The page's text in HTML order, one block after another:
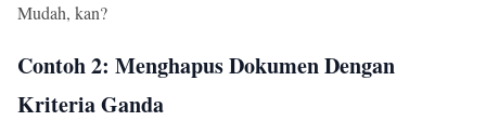
Mudah, kan?
Contoh 2: Menghapus Dokumen Dengan
Kriteria Ganda